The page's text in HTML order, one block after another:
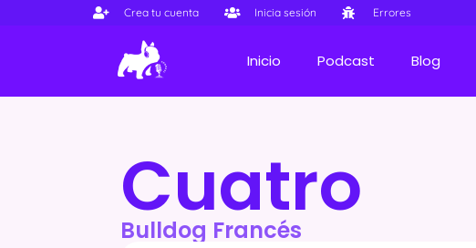
Crea tu cuenta Inicia sesión Errores
Inicio Podcast Blog
Cuatro
Bulldog Francés